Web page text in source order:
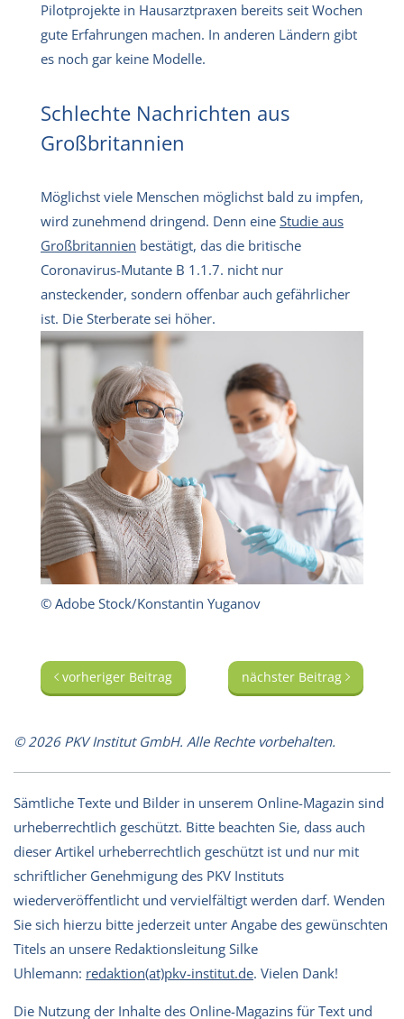
Pilotprojekte in Hausarztpraxen bereits seit Wochen
gute Erfahrungen machen. In anderen Ländern gibt
es noch gar keine Modelle.
Schlechte Nachrichten aus
Großbritannien
Möglichst viele Menschen möglichst bald zu impfen,
wird zunehmend dringend. Denn eine Studie aus
Großbritannien bestätigt, das die britische
Coronavirus-Mutante B 1.1.7. nicht nur
ansteckender, sondern offenbar auch gefährlicher
ist. Die Sterberate sei höher.
© Adobe Stock/Konstantin Yuganov
vorheriger Beitrag nächster Beitrag
© 2026 PKV Institut GmbH. Alle Rechte vorbehalten.
Sämtliche Texte und Bilder in unserem Online-Magazin sind
urheberrechtlich geschützt. Bitte beachten Sie, dass auch
dieser Artikel urheberrechtlich geschützt ist und nur mit
schriftlicher Genehmigung des PKV Instituts
wiederveröffentlicht und vervielfältigt werden darf. Wenden
Sie sich hierzu bitte jederzeit unter Angabe des gewünschten
Titels an unsere Redaktionsleitung Silke
Uhlemann: redaktion(at)pkv-institut.de. Vielen Dank!
Die Nutzung der Inhalte des Online-Magazins für Text und